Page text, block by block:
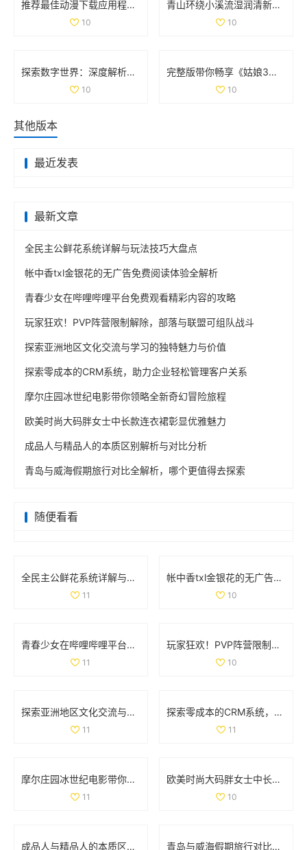
推荐最佳动漫下载应用程序，尽享精彩动漫世界
10
青山环绕小溪流湿润清新无泥恼人的田园景象
10
探索数字世界：深度解析35与дода的奇妙结合
10
完整版带你畅享《姑娘3》精彩剧情与国语配音全纪录
10
其他版本
最近发表
最新文章
全民主公鲜花系统详解与玩法技巧大盘点
帐中香txl金银花的无广告免费阅读体验全解析
青春少女在哔哩哔哩平台免费观看精彩内容的攻略
玩家狂欢！PVP阵营限制解除，部落与联盟可组队战斗
探索亚洲地区文化交流与学习的独特魅力与价值
探索零成本的CRM系统，助力企业轻松管理客户关系
摩尔庄园冰世纪电影带你领略全新奇幻冒险旅程
欧美时尚大码胖女士中长款连衣裙彰显优雅魅力
成品人与精品人的本质区别解析与对比分析
青岛与威海假期旅行对比全解析，哪个更值得去探索
随便看看
全民主公鲜花系统详解与玩法技巧大盘点
11
帐中香txl金银花的无广告免费阅读体验全解析
10
青春少女在哔哩哔哩平台免费观看精彩内容的攻略
11
玩家狂欢！PVP阵营限制解除，部落与联盟可组队战斗
10
探索亚洲地区文化交流与学习的独特魅力与价值
11
探索零成本的CRM系统，助力企业轻松管理客户关系
11
摩尔庄园冰世纪电影带你领略全新奇幻冒险旅程
11
欧美时尚大码胖女士中长款连衣裙彰显优雅魅力
10
成品人与精品人的本质区别解析与对比分析 青岛与威海假期旅行对比全解析，哪个更值得去探索